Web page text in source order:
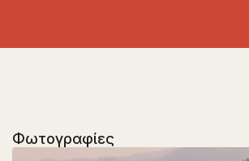
Φωτογραφίες